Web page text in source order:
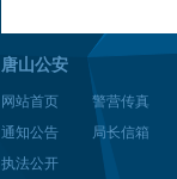
唐山公安
网站首页 警营传真
通知公告
局长信箱
执法公开